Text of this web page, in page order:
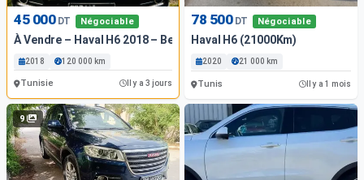
45 000 DT Négociable
À Vendre – Haval H6 2018 – Ben Arous
2018 120 000 km
Tunisie Il y a 3 jours
78 500 DT Négociable
Haval H6 (21000Km)
2020 21 000 km
Tunis Il y a 1 mois
9